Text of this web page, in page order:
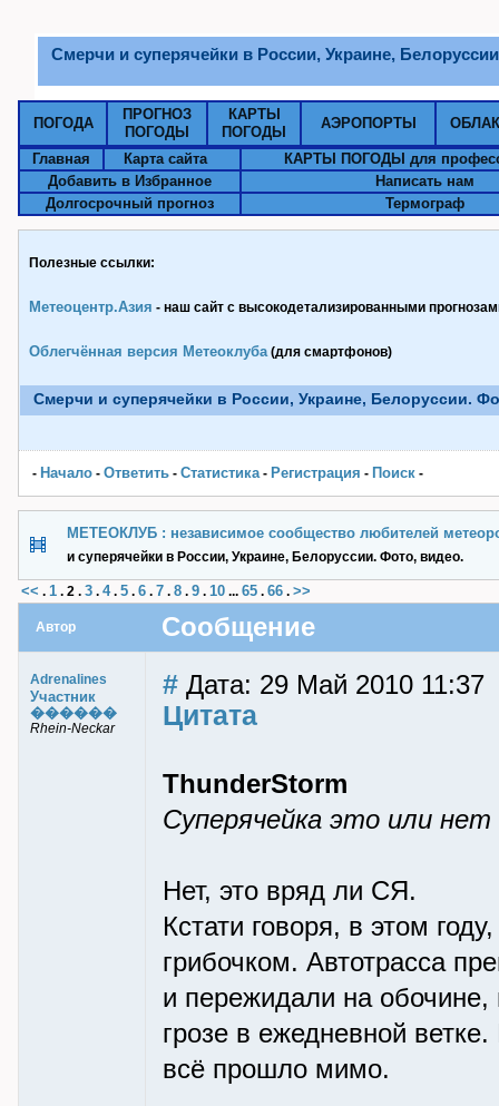
Смерчи и суперячейки в России, Украине,
ПОГОДА
ПРОГНОЗ
ПОГОДЫ
КАРТЫ
ПОГОДЫ
АЭРОПОРТЫ
Главная Карта сайта
КАРТЫ ПОГОДЫ для
Добавить в Избранное
Написать нам
Долгосрочный прогноз
Термограф
Полезные ссылки:
Метеоцентр.Азия - наш сайт с высокодетализированными
Облегчённая версия Метеоклуба(для смартфонов)
Смерчи и суперячейки в России, Украине, Белоруссии.
- Начало - Ответить - Статистика- Pегистрация - Поиск -
МЕТЕОКЛУБ : независимое сообщество любителей
и суперячейки в России, Украине, Белоруссии. Фото, видео.
<< . 1 . 2 . 3 . 4. 5 . 6 . 7 . 8 . 9 . 10 ... 65 . 66 . >>
Автор Сообщение
Adrenalines
Участник
������
Rhein-Neckar
# Дата: 29 Май 2010 11:37
Цитата
ThunderStorm
Суперячейка это или нет
Нет, это вряд ли СЯ.
Кстати говоря, в этом
грибочком. Автотрасса
и пережидали на
грозе в ежедневной
всё прошло мимо.